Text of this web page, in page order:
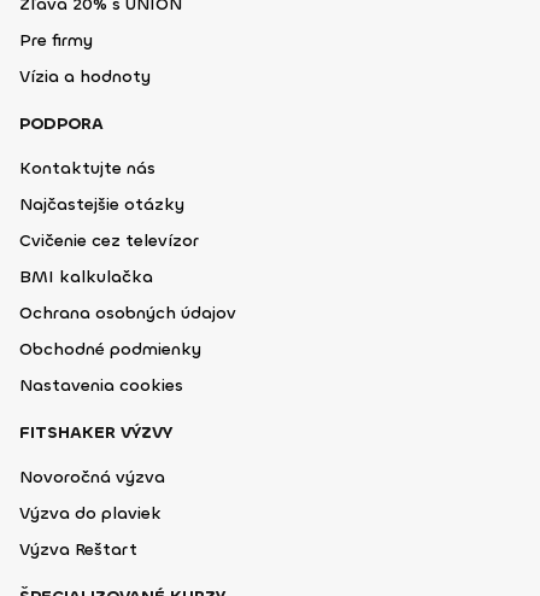
Zľava 20% s UNION
Pre firmy
Vízia a hodnoty
PODPORA
Kontaktujte nás
Najčastejšie otázky
Cvičenie cez televízor
BMI kalkulačka
Ochrana osobných údajov
Obchodné podmienky
Nastavenia cookies
FITSHAKER VÝZVY
Novoročná výzva
Výzva do plaviek
Výzva Reštart